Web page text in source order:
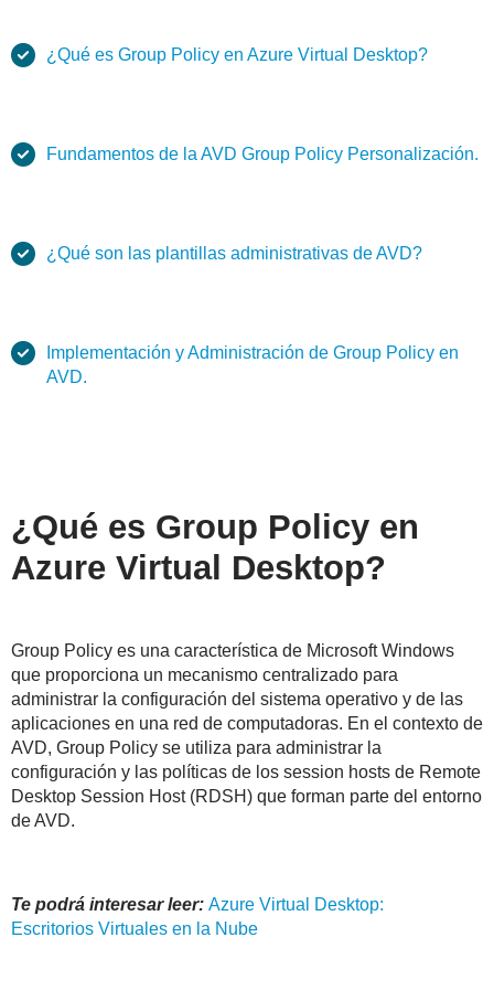
¿Qué es Group Policy en Azure Virtual Desktop?
Fundamentos de la AVD Group Policy Personalización.
¿Qué son las plantillas administrativas de AVD?
Implementación y Administración de Group Policy en
AVD.
¿Qué es Group Policy en
Azure Virtual Desktop?
Group Policy es una característica de Microsoft Windows
que proporciona un mecanismo centralizado para
administrar la configuración del sistema operativo y de las
aplicaciones en una red de computadoras. En el contexto de
AVD, Group Policy se utiliza para administrar la
configuración y las políticas de los session hosts de Remote
Desktop Session Host (RDSH) que forman parte del entorno
de AVD.
Te podrá interesar leer: Azure Virtual Desktop:
Escritorios Virtuales en la Nube